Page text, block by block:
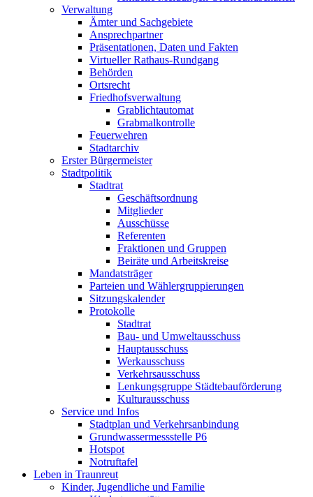
Verwaltung
Ämter und Sachgebiete
Ansprechpartner
Präsentationen, Daten und Fakten
Virtueller Rathaus-Rundgang
Behörden
Ortsrecht
Friedhofsverwaltung
Grablichtautomat
Grabmalkontrolle
Feuerwehren
Stadtarchiv
Erster Bürgermeister
Stadtpolitik
Stadtrat
Geschäftsordnung
Mitglieder
Ausschüsse
Referenten
Fraktionen und Gruppen
Beiräte und Arbeitskreise
Mandatsträger
Parteien und Wählergruppierungen
Sitzungskalender
Protokolle
Stadtrat
Bau- und Umweltausschuss
Hauptausschuss
Werkausschuss
Verkehrsausschuss
Lenkungsgruppe Städtebauförderung
Kulturausschuss
Service und Infos
Stadtplan und Verkehrsanbindung
Grundwassermessstelle P6
Hotspot
Notruftafel
Leben in Traunreut
Kinder, Jugendliche und Familie